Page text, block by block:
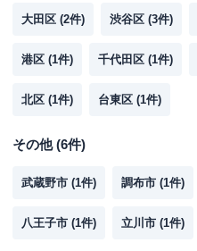
大田区 (2件) 渋谷区 (3件)
港区 (1件) 千代田区 (1件)
北区 (1件) 台東区 (1件)
その他(6件)
武蔵野市 (1件) 調布市 (1件)
八王子市 (1件) 立川市 (1件)